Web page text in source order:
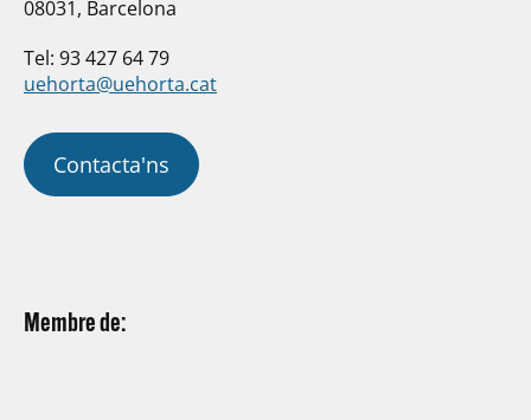
08031, Barcelona
Tel: 93 427 64 79
uehorta@uehorta.cat
Contacta'ns
Membre de: